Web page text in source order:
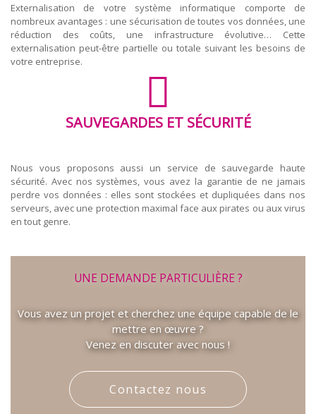
Externalisation de votre système informatique comporte de
nombreux avantages : une sécurisation de toutes vos données, une
réduction des coûts, une infrastructure évolutive… Cette
externalisation peut-être partielle ou totale suivant les besoins de
votre entreprise.
SAUVEGARDES ET SÉCURITÉ
Nous vous proposons aussi un service de sauvegarde haute
sécurité. Avec nos systèmes, vous avez la garantie de ne jamais
perdre vos données : elles sont stockées et dupliquées dans nos
serveurs, avec une protection maximal face aux pirates ou aux virus
en tout genre.
UNE DEMANDE PARTICULIÈRE ?
Vous avez un projet et cherchez une équipe capable de le
mettre en œuvre ?
Venez en discuter avec nous !
Contactez nous